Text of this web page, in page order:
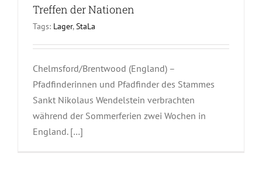
Treffen der Nationen
Tags: Lager,StaLa
Chelmsford/Brentwood (England) –
Pfadfinderinnen und Pfadfinder des Stammes
Sankt Nikolaus Wendelstein verbrachten
während der Sommerferien zwei Wochen in
England. […]